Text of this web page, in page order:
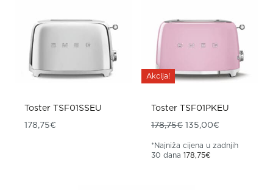
Toster TSF01SSEU
178,75€
Akcija!
Toster TSF01PKEU
178,75€ Izvorna cijena bila
135,00€
*Najniža cijena u zadnjih
30 dana 178,75€